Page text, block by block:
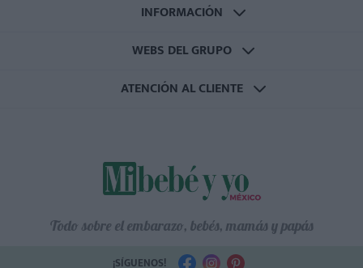
INFORMACIÓN
WEBS DEL GRUPO
ATENCIÓN AL CLIENTE
Todo sobre el embarazo, bebés, mamás y papás
¡SÍGUENOS!